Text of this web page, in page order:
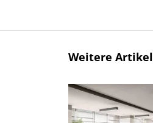
Weitere Artikel